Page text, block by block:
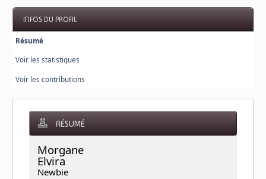
INFOS DU PROFIL
Résumé
Voir les statistiques
Voir les contributions
RÉSUMÉ
Morgane
Elvira
Newbie